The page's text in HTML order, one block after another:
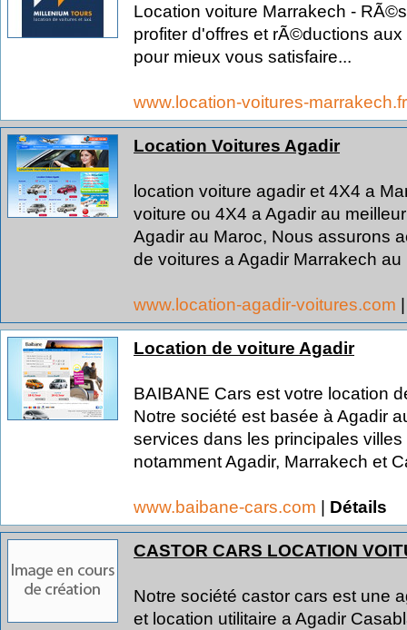
Location voiture Marrakech -
profiter d'offres et rÃ©ductions
pour mieux vous satisfaire...
www.location-voitures-
Location Voitures Agadir
location voiture agadir et 4X4 a
voiture ou 4X4 a Agadir au
Agadir au Maroc, Nous assurons
de voitures a Agadir Marrakech au
www.location-agadir-voitures.com
Location de voiture Agadir
BAIBANE Cars est votre location
Notre société est basée à Agadir
services dans les principales
notamment Agadir, Marrakech et
www.baibane-cars.com | Détails
CASTOR CARS LOCATION
Notre société castor cars est une
et location utilitaire a Agadir